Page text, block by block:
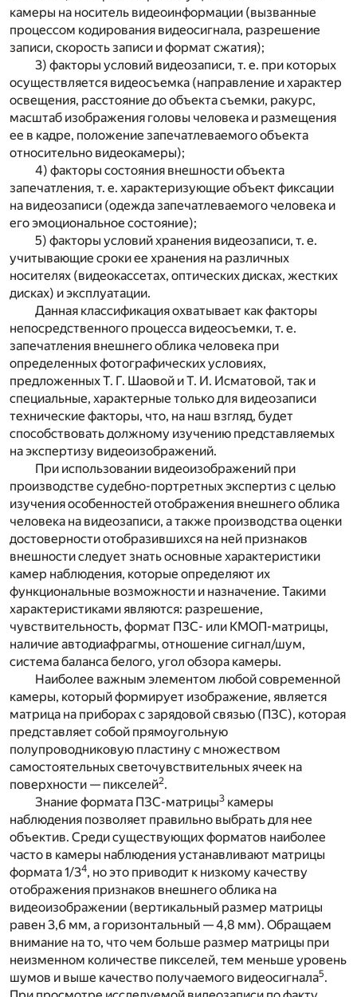
камеры на носитель видеоинформации (вызванные
процессом кодирования видеосигнала, разрешение
записи, скорость записи и формат сжатия);
3) факторы условий видеозаписи, т. е. при которых
осуществляется видеосъемка (направление и характер
освещения, расстояние до объекта съемки, ракурс,
масштаб изображения головы человека и размещения
ее в кадре, положение запечатлеваемого объекта
относительно видеокамеры);
4) факторы состояния внешности объекта
запечатления, т. е. характеризующие объект фиксации
на видеозаписи (одежда запечатлеваемого человека и
его эмоциональное состояние);
5) факторы условий хранения видеозаписи, т. е.
учитывающие сроки ее хранения на различных
носителях (видеокассетах, оптических дисках, жестких
дисках) и эксплуатации.
Данная классификация охватывает как факторы
непосредственного процесса видеосъемки, т. е.
запечатления внешнего облика человека при
определенных фотографических условиях,
предложенных Т. Г. Шаовой и Т. И. Исматовой, так и
специальные, характерные только для видеозаписи
технические факторы, что, на наш взгляд, будет
способствовать должному изучению представляемых
на экспертизу видеоизображений.
При использовании видеоизображений при
производстве судебно-портретных экспертиз с целью
изучения особенностей отображения внешнего облика
человека на видеозаписи, а также производства оценки
достоверности отобразившихся на ней признаков
внешности следует знать основные характеристики
камер наблюдения, которые определяют их
функциональные возможности и назначение. Такими
характеристиками являются: разрешение,
чувствительность, формат ПЗС- или КМОП-матрицы,
наличие автодиафрагмы, отношение сигнал/шум,
система баланса белого, угол обзора камеры.
Наиболее важным элементом любой современной
камеры, который формирует изображение, является
матрица на приборах с зарядовой связью (ПЗС), которая
представляет собой прямоугольную
полупроводниковую пластину с множеством
самостоятельных светочувствительных ячеек на
поверхности — пикселей2.
Знание формата ПЗС-матрицы3 камеры
наблюдения позволяет правильно выбрать для нее
объектив. Среди существующих форматов наиболее
часто в камеры наблюдения устанавливают матрицы
формата 1/34, но это приводит к низкому качеству
отображения признаков внешнего облика на
видеоизображении (вертикальный размер матрицы
равен 3,6 мм, а горизонтальный — 4,8 мм). Обращаем
внимание на то, что чем больше размер матрицы при
неизменном количестве пикселей, тем меньше уровень
шумов и выше качество получаемого видеосигнала5.